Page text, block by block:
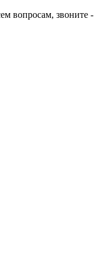
вопросам, звоните -